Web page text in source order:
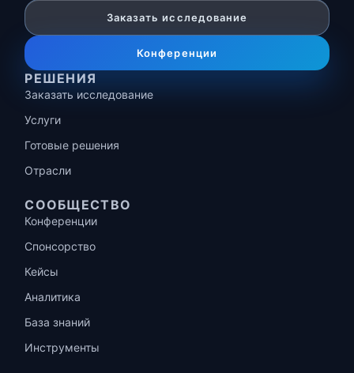
Заказать исследование
Конференции
РЕШЕНИЯ
Заказать исследование
Услуги
Готовые решения
Отрасли
СООБЩЕСТВО
Конференции
Спонсорство
Кейсы
Аналитика
База знаний
Инструменты